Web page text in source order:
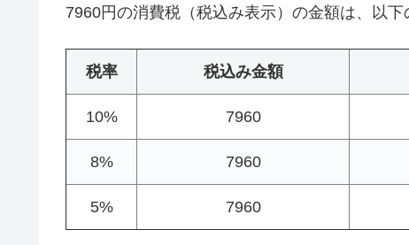
7960円の消費税（税込み表示）の金額は、以下
税率 税込み金額
10% 7960
8% 7960
5% 7960